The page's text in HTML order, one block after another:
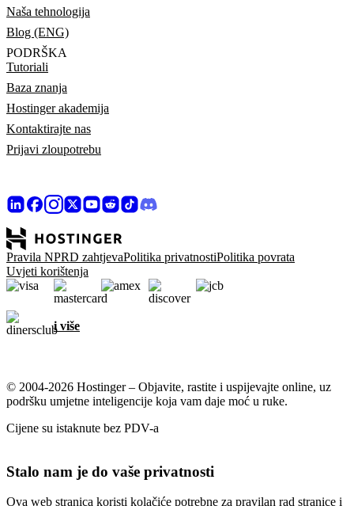
Naša tehnologija
Blog (ENG)
PODRŠKA
Tutoriali
Baza znanja
Hostinger akademija
Kontaktirajte nas
Prijavi zloupotrebu
Pravila NPRD zahtjevaPolitika privatnostiPolitika povrata
Uvjeti korištenja
i više
© 2004-2026 Hostinger – Objavite, rastite i uspijevajte online, uz
podršku umjetne inteligencije koja vam daje moć u ruke.
Cijene su istaknute bez PDV-a
Stalo nam je do vaše privatnosti
Ova web stranica koristi kolačiće potrebne za pravilan rad stranice i